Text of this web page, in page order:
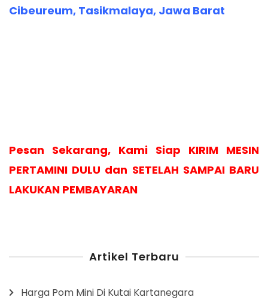
Cibeureum, Tasikmalaya, Jawa Barat
Pesan Sekarang, Kami Siap KIRIM MESIN
PERTAMINI DULU dan SETELAH SAMPAI BARU
LAKUKAN PEMBAYARAN
Artikel Terbaru
Harga Pom Mini Di Kutai Kartanegara